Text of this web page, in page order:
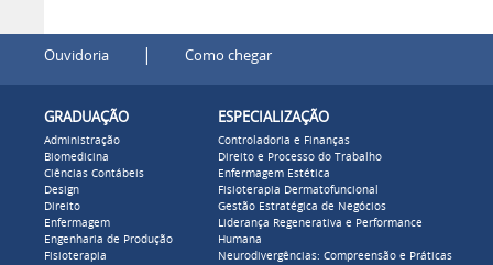
Ouvidoria | Como chegar
GRADUAÇÃO
Administração
Biomedicina
Ciências Contábeis
Design
Direito
Enfermagem
Engenharia de Produção
Fisioterapia
ESPECIALIZAÇÃO
Controladoria e Finanças
Direito e Processo do Trabalho
Enfermagem Estética
Fisioterapia Dermatofuncional
Gestão Estratégica de Negócios
Liderança Regenerativa e Performance
Humana
Neurodivergências: Compreensão e Práticas